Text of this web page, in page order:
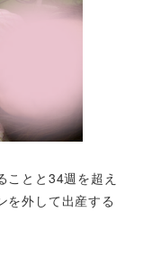
ことと34週を超え
を外して出産する